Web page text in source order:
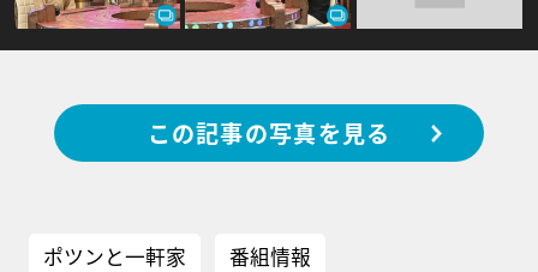
この記事の写真を見る
ポツンと一軒家 番組情報